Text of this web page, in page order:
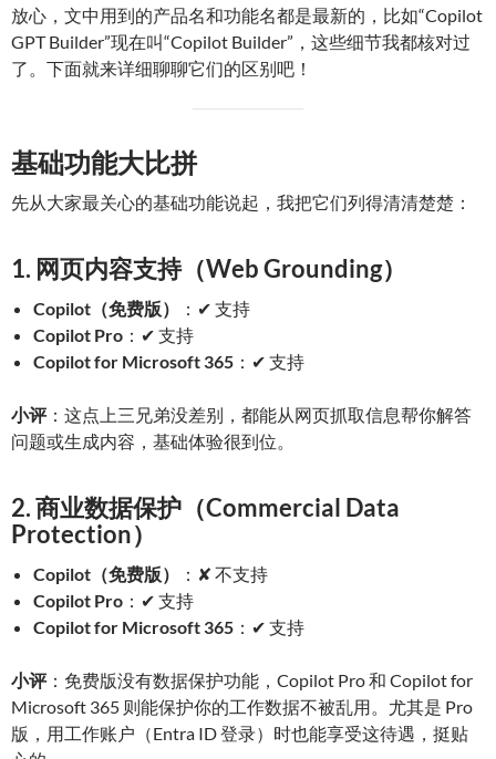
放心，文中用到的产品名和功能名都是最新的，比如“Copilot
GPT Builder”现在叫“Copilot Builder”，这些细节我都核对过
了。下面就来详细聊聊它们的区别吧！
基础功能大比拼
先从大家最关心的基础功能说起，我把它们列得清清楚楚：
1. 网页内容支持（Web Grounding）
Copilot（免费版）
：✔ 支持
Copilot Pro ：✔ 支持
Copilot for Microsoft 365 ：✔ 支持
小评：这点上三兄弟没差别，都能从网页抓取信息帮你解答
问题或生成内容，基础体验很到位。
2. 商业数据保护（Commercial Data
Protection）
Copilot（免费版）
：✘ 不支持
Copilot Pro ：✔ 支持
Copilot for Microsoft 365 ：✔ 支持
小评：免费版没有数据保护功能，Copilot Pro 和 Copilot for
Microsoft 365 则能保护你的工作数据不被乱用。尤其是 Pro
版，用工作账户（Entra ID 登录）时也能享受这待遇，挺贴